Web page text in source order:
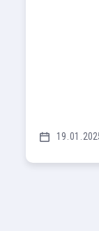
19 01